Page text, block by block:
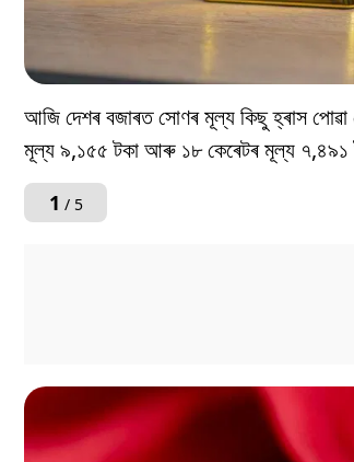
আজি দেশৰ বজাৰত সোণৰ মূল্য কিছু হ্ৰাস
মূল্য ৯,১৫৫ টকা আৰু ১৮ কেৰেটৰ মূল্য ৭,৪৯১
1 / 5